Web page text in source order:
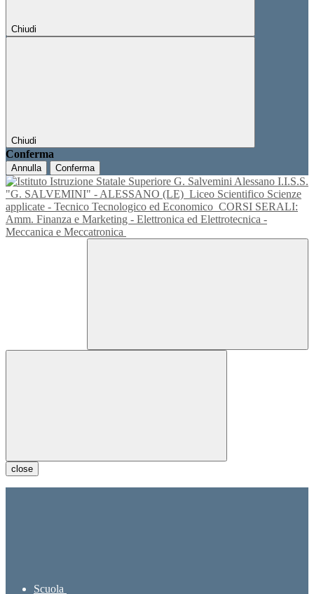
Chiudi
Chiudi
Conferma
Annulla Conferma
I.I.S.S.
"G. SALVEMINI" - ALESSANO (LE) Liceo Scientifico Scienze
applicate - Tecnico Tecnologico ed Economico CORSI SERALI:
Amm. Finanza e Marketing - Elettronica ed Elettrotecnica -
Meccanica e Meccatronica
close
Scuola